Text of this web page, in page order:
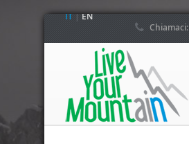
IT|EN
Chiamaci: